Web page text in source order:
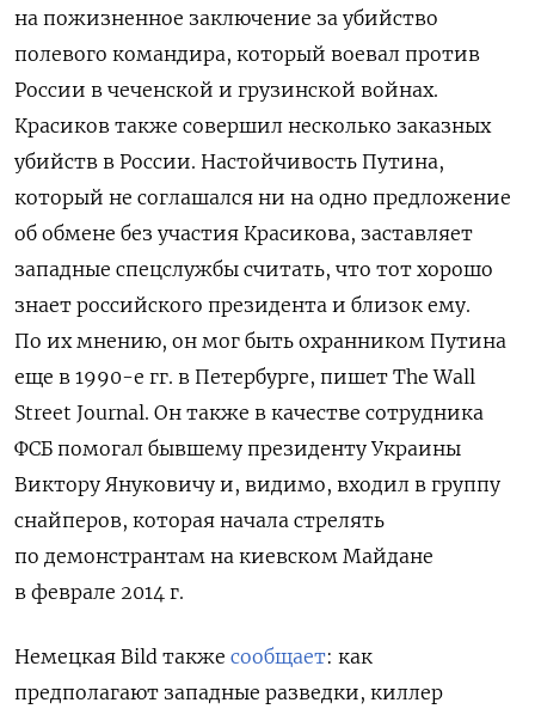
на пожизненное заключение за убийство
полевого командира, который воевал против
России в чеченской и грузинской войнах.
Красиков также совершил несколько заказных
убийств в России. Настойчивость Путина,
который не соглашался ни на одно предложение
об обмене без участия Красикова, заставляет
западные спецслужбы считать, что тот хорошо
знает российского президента и близок ему.
По их мнению, он мог быть охранником Путина
еще в 1990-е гг. в Петербурге, пишет The Wall
Street Journal. Он также в качестве сотрудника
ФСБ помогал бывшему президенту Украины
Виктору Януковичу и, видимо, входил в группу
снайперов, которая начала стрелять
по демонстрантам на киевском Майдане
в феврале 2014 г.
Немецкая Bild также сообщает: как
предполагают западные разведки, киллер